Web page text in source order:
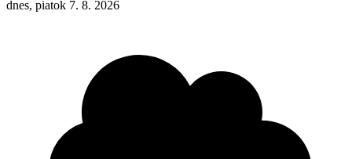
dnes, piatok 7. 8. 2026